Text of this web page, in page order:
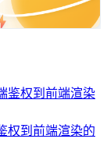
权到前端渲染的